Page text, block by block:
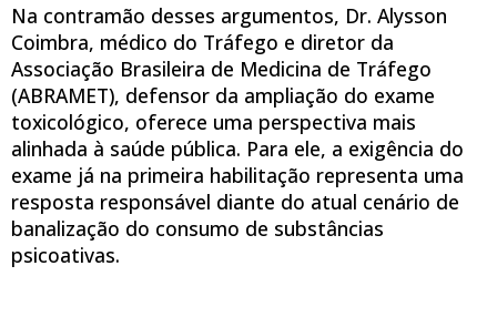
Na contramão desses argumentos, Dr. Alysson
Coimbra, médico do Tráfego e diretor da
Associação Brasileira de Medicina de Tráfego
(ABRAMET), defensor da ampliação do exame
toxicológico, oferece uma perspectiva mais
alinhada à saúde pública. Para ele, a exigência do
exame já na primeira habilitação representa uma
resposta responsável diante do atual cenário de
banalização do consumo de substâncias
psicoativas.